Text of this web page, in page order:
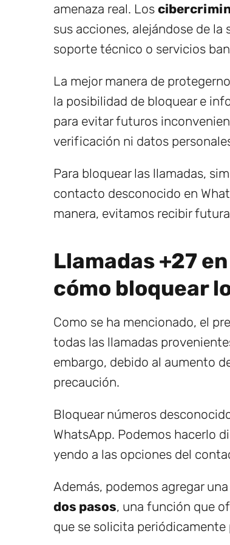
amenaza real. Los
sus acciones, alejándose de la
soporte técnico o servicios
La mejor manera de
la posibilidad de bloquear e
para evitar futuros
verificación ni datos
Para bloquear las llamadas,
contacto desconocido en
manera, evitamos recibir
Llamadas +27
cómo bloquear
Como se ha mencionado, el
todas las llamadas
embargo, debido al aumento
precaución.
Bloquear números
WhatsApp. Podemos hacerlo
yendo a las opciones del
Además, podemos agregar
dos pasos, una función que
que se solicita periódicamente